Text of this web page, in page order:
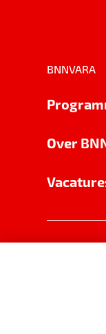
BNNVARA
Over